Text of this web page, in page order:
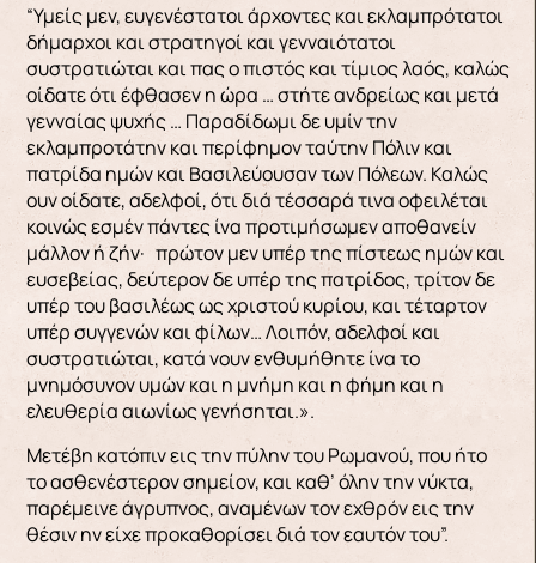
“Υμείς μεν, ευγενέστατοι άρχοντες και εκλαμπρότατοι
δήμαρχοι και στρατηγοί και γενναιότατοι
συστρατιώται και πας ο πιστός και τίμιος λαός, καλώς
οίδατε ότι έφθασεν η ώρα … στήτε ανδρείως και μετά
γενναίας ψυχής … Παραδίδωμι δε υμίν την
εκλαμπροτάτην και περίφημον ταύτην Πόλιν και
πατρίδα ημών και Βασιλεύουσαν των Πόλεων. Καλώς
ουν οίδατε, αδελφοί, ότι διά τέσσαρά τινα οφειλέται
κοινώς εσμέν πάντες ίνα προτιμήσωμεν αποθανείν
μάλλον ή ζήν· πρώτον μεν υπέρ της πίστεως ημών και
ευσεβείας, δεύτερον δε υπέρ της πατρίδος, τρίτον δε
υπέρ του βασιλέως ως χριστού κυρίου, και τέταρτον
υπέρ συγγενών και φίλων… Λοιπόν, αδελφοί και
συστρατιώται, κατά νουν ενθυμήθητε ίνα το
μνημόσυνον υμών και η μνήμη και η φήμη και η
ελευθερία αιωνίως γενήσηται.».
Μετέβη κατόπιν εις την πύλην του Ρωμανού, που ήτο
το ασθενέστερον σημείον, και καθ’ όλην την νύκτα,
παρέμεινε άγρυπνος, αναμένων τον εχθρόν εις την
θέσιν ην είχε προκαθορίσει διά τον εαυτόν του”.